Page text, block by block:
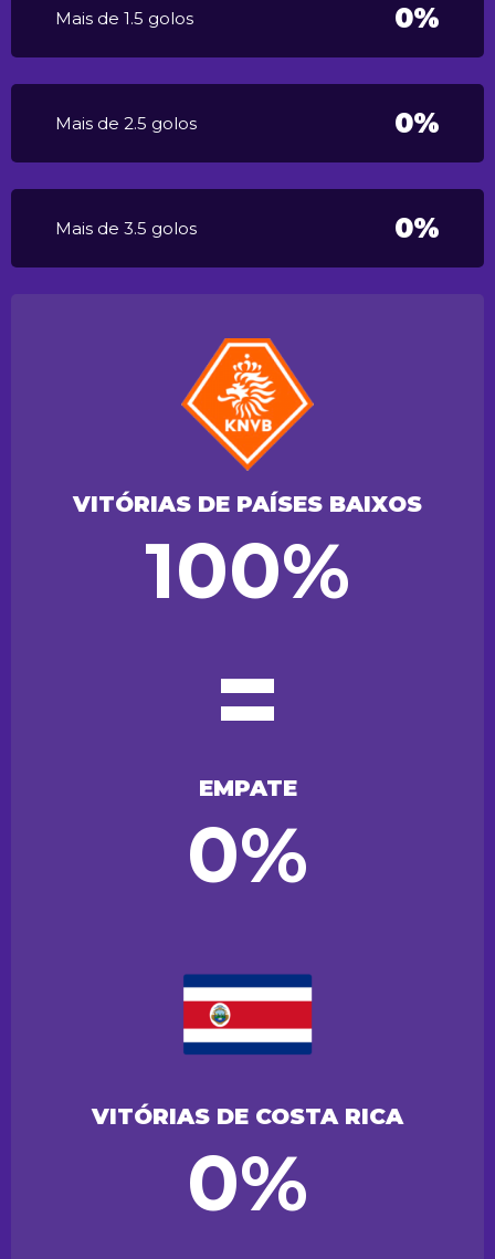
Mais de 1.5 golos 0%
Mais de 2.5 golos 0%
Mais de 3.5 golos 0%
VITÓRIAS DE PAÍSES BAIXOS
100%
=
EMPATE
0%
VITÓRIAS DE COSTA RICA
0%